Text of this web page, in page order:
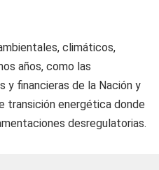
climáticos,
años, como las
y financieras de la Nación y
transición energética donde
desregulatorias.